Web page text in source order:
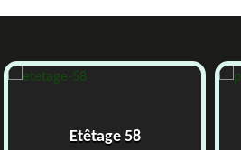
Etêtage 58